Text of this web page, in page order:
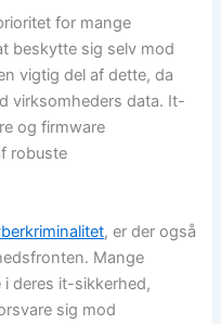
for mange
beskytte sig selv mod
vigtig del af dette, da
virksomheders data. It-
og firmware
robuste
, er der også
Mange
deres it-sikkerhed,
sig mod